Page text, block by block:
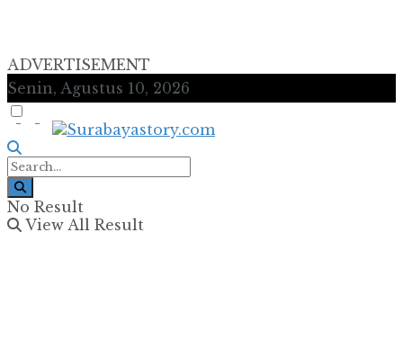
ADVERTISEMENT
Senin, Agustus 10, 2026
No Result
View All Result